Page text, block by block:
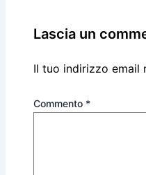
Lascia un
Il tuo indirizzo email
Commento *